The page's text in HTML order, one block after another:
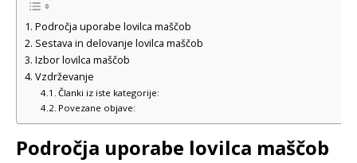
Področja uporabe lovilca maščob
Sestava in delovanje lovilca maščob
Izbor lovilca maščob
Vzdrževanje
Članki iz iste kategorije:
Povezane objave:
Področja uporabe lovilca maščob